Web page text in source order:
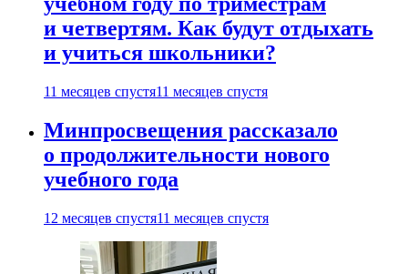
и четвертям. Как будут отдыхать
и учиться школьники?
11 месяцев спустя11 месяцев спустя
Минпросвещения рассказало
о продолжительности нового
учебного года
12 месяцев спустя11 месяцев спустя